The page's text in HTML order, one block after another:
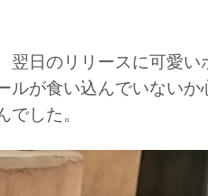
翌日のリリースに可愛い
ルが食い込んでいないか
した。